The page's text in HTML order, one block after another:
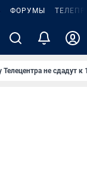
ФОРУМЫ
Телецентра не сдадут к